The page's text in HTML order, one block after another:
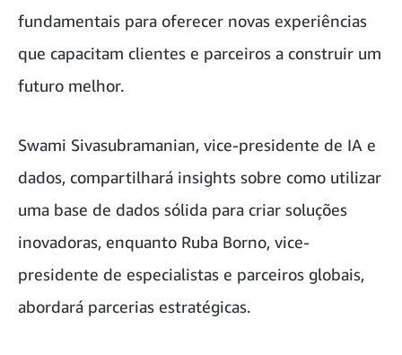
fundamentais para oferecer novas experiências
que capacitam clientes e parceiros a construir um
futuro melhor.
Swami Sivasubramanian, vice-presidente de IA e
dados, compartilhará insights sobre como utilizar
uma base de dados sólida para criar soluções
inovadoras, enquanto Ruba Borno, vice-
presidente de especialistas e parceiros globais,
abordará parcerias estratégicas.